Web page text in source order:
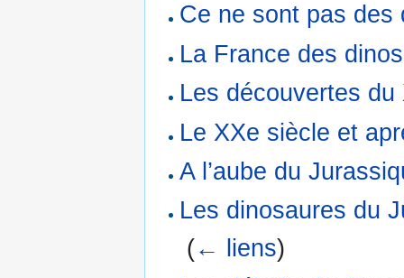
Ce ne sont pas des
La France des
Les découvertes du
Le XXe siècle et
A l’aube du
Les dinosaures du
(← liens)